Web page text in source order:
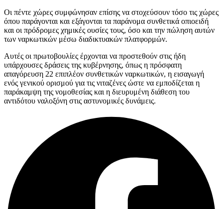
Οι πέντε χώρες συμφώνησαν επίσης να στοχεύσουν τόσο τις χώρες
όπου παράγονται και εξάγονται τα παράνομα συνθετικά οπιοειδή
και οι πρόδρομες χημικές ουσίες τους, όσο και την πώληση αυτών
των ναρκωτικών μέσω διαδικτυακών πλατφορμών.
Αυτές οι πρωτοβουλίες έρχονται να προστεθούν στις ήδη
υπάρχουσες δράσεις της κυβέρνησης, όπως η πρόσφατη
απαγόρευση 22 επιπλέον συνθετικών ναρκωτικών, η εισαγωγή
ενός γενικού ορισμού για τις νιταζένες ώστε να εμποδίζεται η
παράκαμψη της νομοθεσίας και η διευρυμένη διάθεση του
αντιδότου ναλοξόνη στις αστυνομικές δυνάμεις.